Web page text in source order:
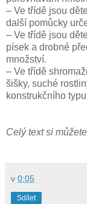
– Ve třídě jsou
další pomůcky
– Ve třídě jsou
písek a drobné
množství.
– Ve třídě
šišky, suché
konstrukčního
Celý text si
v 0:05
Sdílet